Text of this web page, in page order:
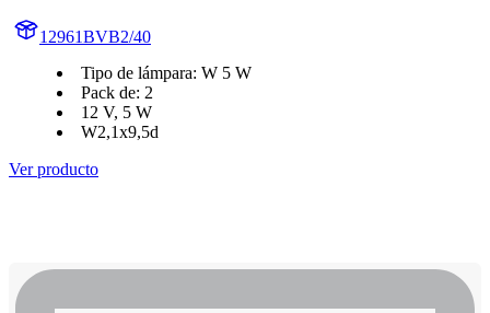
12961BVB2/40
Tipo de lámpara: W 5 W
Pack de: 2
12 V, 5 W
W2,1x9,5d
Ver producto